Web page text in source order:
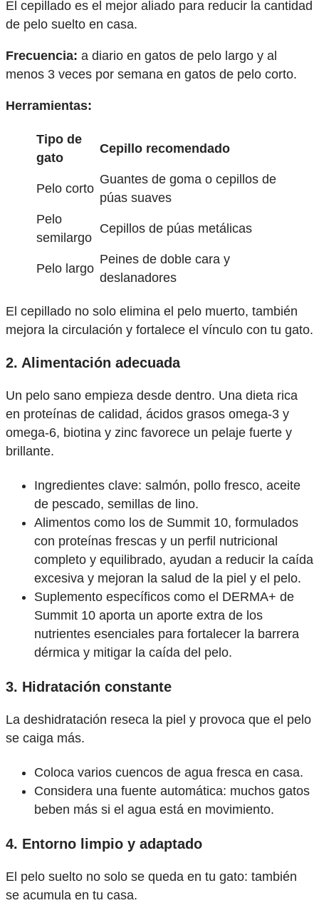
El cepillado es el mejor aliado para reducir la cantidad
de pelo suelto en casa.
Frecuencia: a diario en gatos de pelo largo y al
menos 3 veces por semana en gatos de pelo corto.
Herramientas:
Tipo de
gato
Cepillo recomendado
Pelo corto
Guantes de goma o cepillos de
púas suaves
Pelo
semilargo
Cepillos de púas metálicas
Pelo largo
Peines de doble cara y
deslanadores
El cepillado no solo elimina el pelo muerto, también
mejora la circulación y fortalece el vínculo con tu gato.
2. Alimentación adecuada
Un pelo sano empieza desde dentro. Una dieta rica
en proteínas de calidad, ácidos grasos omega-3 y
omega-6, biotina y zinc favorece un pelaje fuerte y
brillante.
Ingredientes clave: salmón, pollo fresco, aceite
de pescado, semillas de lino.
Alimentos como los de Summit 10, formulados
con proteínas frescas y un perfil nutricional
completo y equilibrado, ayudan a reducir la caída
excesiva y mejoran la salud de la piel y el pelo.
Suplemento específicos como el DERMA+ de
Summit 10 aporta un aporte extra de los
nutrientes esenciales para fortalecer la barrera
dérmica y mitigar la caída del pelo.
3. Hidratación constante
La deshidratación reseca la piel y provoca que el pelo
se caiga más.
Coloca varios cuencos de agua fresca en casa.
Considera una fuente automática: muchos gatos
beben más si el agua está en movimiento.
4. Entorno limpio y adaptado
El pelo suelto no solo se queda en tu gato: también
se acumula en tu casa.